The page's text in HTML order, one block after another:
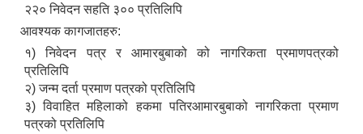
२२० निवेदन सहति ३०० प्रतिलिपि
आवश्यक कागजातहरु:
१) निवेदन पत्र र आमारबुबाको को नागरिकता प्रमाणपत्रको
प्रतिलिपि
२) जन्म दर्ता प्रमाण पत्रको प्रतिलिपि
३) विवाहित महिलाको हकमा पतिरआमारबुबाको नागरिकता प्रमाण
पत्रको प्रतिलिपि